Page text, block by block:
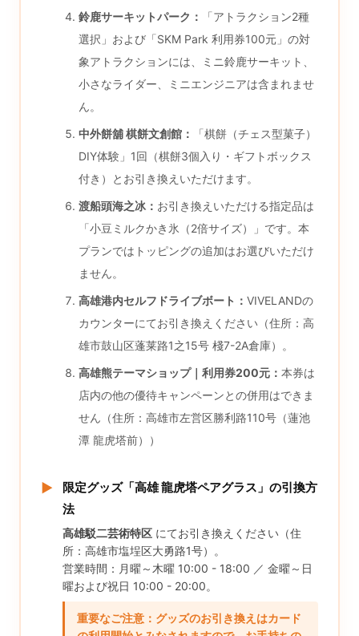
鈴鹿サーキットパーク：
「アトラクション2種
選択」および「SKM Park 利用券100元」の対
象アトラクションには、ミニ鈴鹿サーキット、
小さなライダー、ミニエンジニアは含まれませ
ん。
中外餅舖 棋餅文創館：
「棋餅（チェス型菓子）
DIY体験」1回（棋餅3個入り・ギフトボックス
付き）とお引き換えいただけます。
渡船頭海之冰： お引き換えいただける指定品は
「小豆ミルクかき氷（2倍サイズ）」です。本
プランではトッピングの追加はお選びいただけ
ません。
高雄港内セルフドライブボート： VIVELANDの
カウンターにてお引き換えください（住所：高
雄市鼓山区蓬莱路1之15号 棧7-2A倉庫）。
高雄熊テーマショップ｜利用券200元： 本券は
店内の他の優待キャンペーンとの併用はできま
せん（住所：高雄市左営区勝利路110号（蓮池
潭 龍虎塔前））
▶
限定グッズ「高雄 龍虎塔ペアグラス」の引換方
法
高雄駁二芸術特区 にてお引き換えください（住
所：高雄市塩埕区大勇路1号）。
営業時間：月曜～木曜 10:00 - 18:00 ／ 金曜～日
曜および祝日 10:00 - 20:00。
重要なご注意：グッズのお引き換えはカード